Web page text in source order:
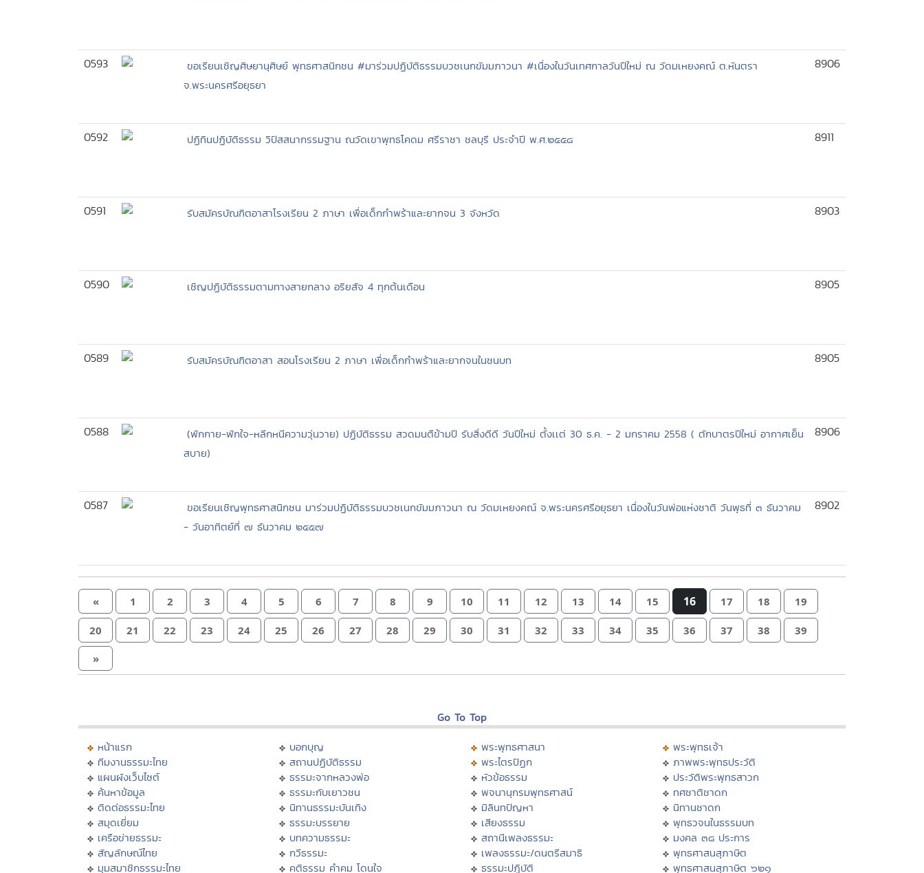
0593
ขอเรียนเชิญศิษยานุศิษย์ พุทธศาสนิกชน #มาร่วมปฏิบัติธรรมบวชเนกขัมมภาวนา #เนื่องในวันเทศกาลวันปีใหม่ ณ วัดมเหยงคณ์ ต.หันตรา
จ.พระนครศรีอยุธยา
8906
0592 ปฏิทินปฏิบัติธรรม วิปัสสนากรรมฐาน ณวัดเขาพุทธโคดม ศรีราชา ชลบุรี ประจำปี พ.ศ.๒๕๕๘ 8911
0591 รับสมัครบัณฑิตอาสาโรงเรียน 2 ภาษา เพื่อเด็กกำพร้าและยากจน 3 จังหวัด 8903
0590 เชิญปฏิบัติธรรมตามทางสายกลาง อริยสัจ 4 ทุกต้นเดือน 8905
0589 รับสมัครบัณฑิตอาสา สอนโรงเรียน 2 ภาษา เพื่อเด็กกำพร้าและยากจนในชนบท 8905
0588
(พักกาย-พักใจ-หลีกหนีความวุ่นวาย) ปฏิบัติธรรม สวดมนตืข้ามปี รับสิ่งดีดี วันปีใหม่ ตั้งเเต่ 30 ธ.ค. - 2 มกราคม 2558 ( ตักบาตรปีใหม่ อากาศเย็น
สบาย)
8906
0587
ขอเรียนเชิญพุทธศาสนิกชน มาร่วมปฏิบัติธรรมบวชเนกขัมมภาวนา ณ วัดมเหยงคณ์ จ.พระนครศรีอยุธยา เนื่องในวันพ่อแห่งชาติ วันพุธที่ ๓ ธันวาคม
- วันอาทิตย์ที่ ๗ ธันวาคม ๒๕๕๗
8902
« 1 2 3 4 5 6 7 8 9 10 11 12 13 14 15 16 17 18 19
20 21 22 23 24 25 26 27 28 29 30 31 32 33 34 35 36 37 38 39
»
Go To Top
หน้าแรก
ทีมงานธรรมะไทย
แผนผังเว็บไซต์
ค้นหาข้อมูล
ติดต่อธรรมะไทย
สมุดเยี่ยม
เครือข่ายธรรมะ
สัญลักษณ์ไทย
มุมสมาชิกธรรมะไทย
บอกบุญ
สถานปฏิบัติธรรม
ธรรมะจากหลวงพ่อ
ธรรมะกับเยาวชน
นิทานธรรมะบันเทิง
ธรรมะบรรยาย
บทความธรรมะ
กวีธรรมะ
คติธรรม คำคม โดนใจ
พระพุทธศาสนา
พระไตรปิฏก
หัวข้อธรรม
พจนานุกรมพุทธศาสน์
มิลินทปัญหา
เสียงธรรม
สถานีเพลงธรรมะ
เพลงธรรมะ/ดนตรีสมาธิ
ธรรมะปฏิบัติ
พระพุทธเจ้า
ภาพพระพุทธประวัติ
ประวัติพระพุทธสาวก
ทศชาติชาดก
นิทานชาดก
พุทธวจนในธรรมบท
มงคล ๓๘ ประการ
พุทธศาสนสุภาษิต
พุทธศาสนสุภาษิต ๖๒๑